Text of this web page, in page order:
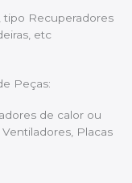
tipo Recuperadores
etc
Peças:
de calor ou
Placas